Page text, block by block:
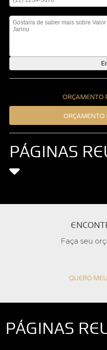
ORÇAMENTO
ORÇAMENTO
PÁGINAS
Faça seu
QUERO
PÁGINAS